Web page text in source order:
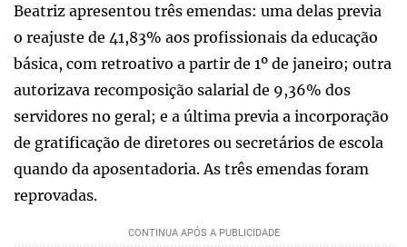
Beatriz apresentou três emendas: uma delas previa
o reajuste de 41,83% aos profissionais da educação
básica, com retroativo a partir de 1º de janeiro; outra
autorizava recomposição salarial de 9,36% dos
servidores no geral; e a última previa a incorporação
de gratificação de diretores ou secretários de escola
quando da aposentadoria. As três emendas foram
reprovadas.